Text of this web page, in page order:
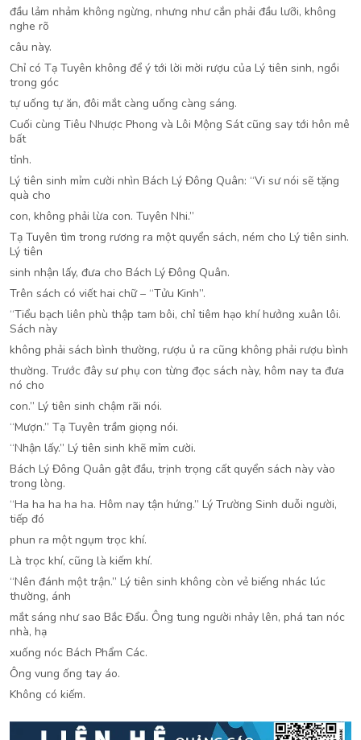
đầu lảm nhảm không ngừng, nhưng như cắn phải đầu lưỡi, không
nghe rõ
câu này.
Chỉ có Tạ Tuyên không để ý tới lời mời rượu của Lý tiên sinh, ngồi
trong góc
tự uống tự ăn, đôi mắt càng uống càng sáng.
Cuối cùng Tiêu Nhược Phong và Lôi Mộng Sát cũng say tới hôn mê
bất
tỉnh.
Lý tiên sinh mỉm cười nhìn Bách Lý Đông Quân: “Vi sư nói sẽ tặng
quà cho
con, không phải lừa con. Tuyên Nhi.”
Tạ Tuyên tìm trong rương ra một quyển sách, ném cho Lý tiên sinh.
Lý tiên
sinh nhận lấy, đưa cho Bách Lý Đông Quân.
Trên sách có viết hai chữ – “Tửu Kinh”.
“Tiểu bạch liên phù thập tam bôi, chỉ tiêm hạo khí hưởng xuân lôi.
Sách này
không phải sách bình thường, rượu ủ ra cũng không phải rượu bình
thường. Trước đây sư phụ con từng đọc sách này, hôm nay ta đưa
nó cho
con.” Lý tiên sinh chậm rãi nói.
“Mượn.” Tạ Tuyên trầm giọng nói.
“Nhận lấy.” Lý tiên sinh khẽ mỉm cười.
Bách Lý Đông Quân gật đầu, trịnh trọng cất quyển sách này vào
trong lòng.
“Ha ha ha ha ha. Hôm nay tận hứng.” Lý Trường Sinh duỗi người,
tiếp đó
phun ra một ngụm trọc khí.
Là trọc khí, cũng là kiếm khí.
“Nên đánh một trận.” Lý tiên sinh không còn vẻ biếng nhác lúc
thường, ánh
mắt sáng như sao Bắc Đẩu. Ông tung người nhảy lên, phá tan nóc
nhà, hạ
xuống nóc Bách Phẩm Các.
Ông vung ống tay áo.
Không có kiếm.